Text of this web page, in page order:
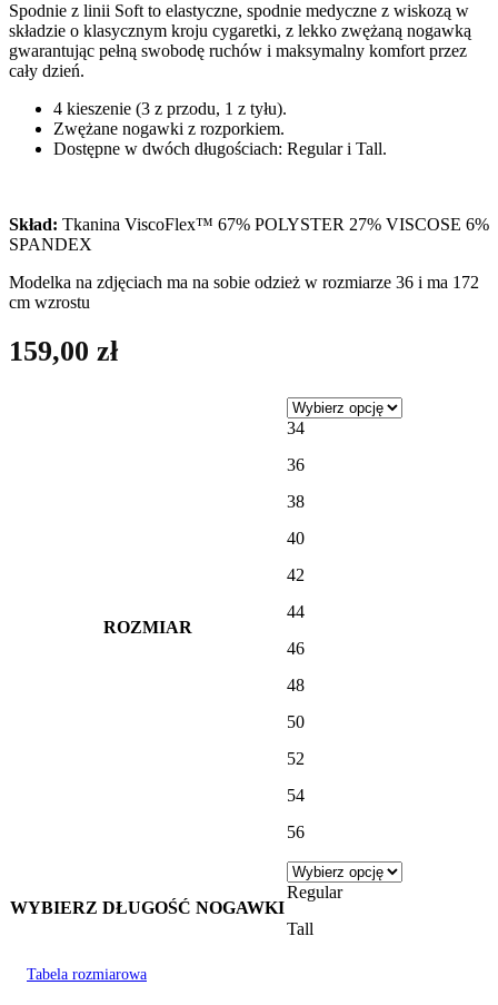
Spodnie z linii Soft to elastyczne, spodnie medyczne z wiskozą w
składzie o klasycznym kroju cygaretki, z lekko zwężaną nogawką
gwarantując pełną swobodę ruchów i maksymalny komfort przez
cały dzień.
4 kieszenie (3 z przodu, 1 z tyłu).
Zwężane nogawki z rozporkiem.
Dostępne w dwóch długościach: Regular i Tall.
Skład: Tkanina ViscoFlex™ 67% POLYSTER 27% VISCOSE 6%
SPANDEX
Modelka na zdjęciach ma na sobie odzież w rozmiarze 36 i ma 172
cm wzrostu
159,00 zł
ROZMIAR
34
36
38
40
42
44
46
48
50
52
54
56
WYBIERZ DŁUGOŚĆ NOGAWKI
Regular
Tall
Tabela rozmiarowa